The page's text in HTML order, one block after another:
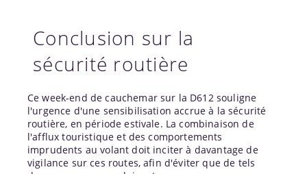
Conclusion sur la
sécurité routière
Ce week-end de cauchemar sur la D612 souligne
l'urgence d'une sensibilisation accrue à la sécurité
routière, en période estivale. La combinaison de
l'afflux touristique et des comportements
imprudents au volant doit inciter à davantage de
vigilance sur ces routes, afin d'éviter que de tels